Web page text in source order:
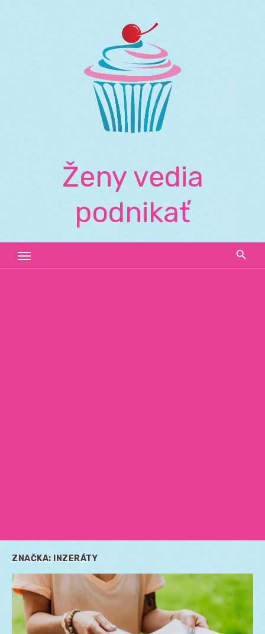
Ženy vedia
podnikať
ZNAČKA: INZERÁTY